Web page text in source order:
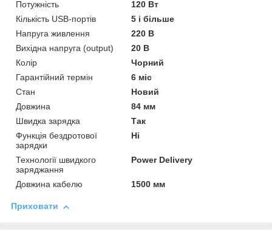
Потужність
120 Вт
Кількість USB-портів
5 і більше
Напруга живлення
220 В
Вихідна напруга (output)
20 В
Колір
Чорний
Гарантійний термін
6 міс
Стан
Новий
Довжина
84 мм
Швидка зарядка
Так
Функція бездротової
зарядки
Ні
Технології швидкого
заряджання
Power Delivery
Довжина кабелю 1500 мм
Приховати